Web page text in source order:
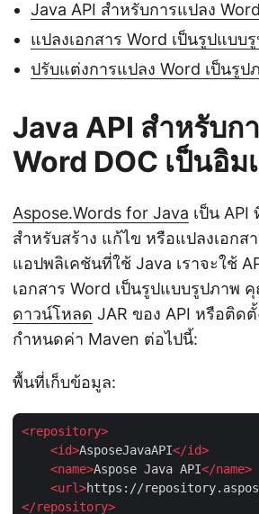
Java API สำหรับการแปลง
แปลงเอกสาร Word เป็นรูปแบบ
ปรับแต่งการแปลง Word เป็นรูป
Java API สำหรับก
Word DOC เป็นอิม
Aspose.Words for Java เป็น API
สำหรับสร้าง แก้ไข หรือแปลงเอกส
แอปพลิเคชันที่ใช้ Java เราจะใช้
เอกสาร Word เป็นรูปแบบรูปภาพ
ดาวน์โหลด JAR ของ API หรือติด
กำหนดค่า Maven ต่อไปนี้:
พื้นที่เก็บข้อมูล:
<repository>
<id>AsposeJavaAPI</id>
<name>Aspose Java API</name>
<url>https://
</repository>